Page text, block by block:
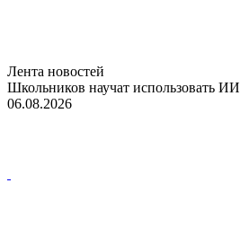
Лента новостей
Школьников научат использовать ИИ
06.08.2026